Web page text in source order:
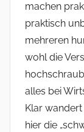
machen
praktisch
mehreren
wohl die
alles bei
Klar
hier die